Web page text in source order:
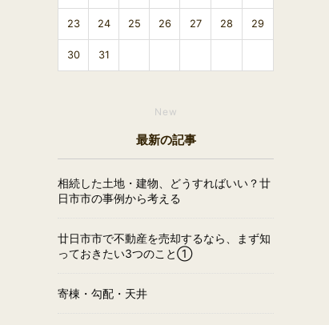
23 24 25 26 27 28 29
30 31
New
最新の記事
相続した土地・建物、どうすればいい？廿
日市市の事例から考える
廿日市市で不動産を売却するなら、まず知
っておきたい3つのこと①
寄棟・勾配・天井